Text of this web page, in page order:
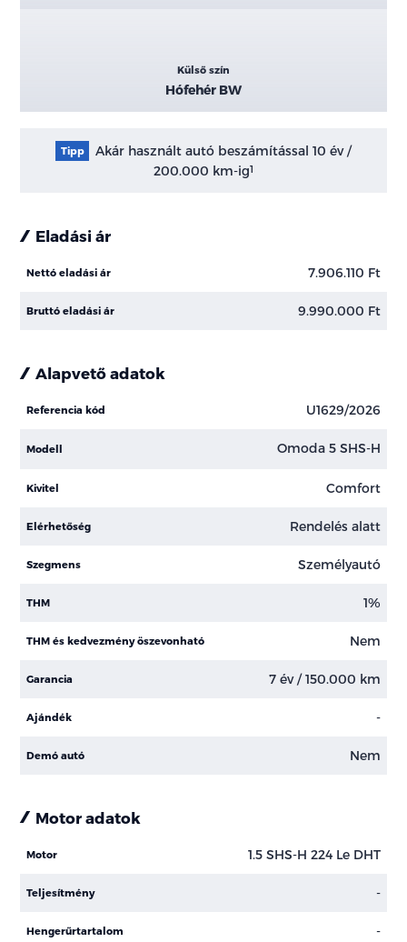
Külső szín
Hófehér BW
Tipp
Akár használt autó beszámítással 10 év /
200.000 km-ig1
Eladási ár
Nettó eladási ár 7.906.110 Ft
Bruttó eladási ár 9.990.000 Ft
Alapvető adatok
Referencia kód U1629/2026
Modell Omoda 5 SHS-H
Kivitel Comfort
Elérhetőség Rendelés alatt
Szegmens Személyautó
THM 1%
THM és kedvezmény öszevonható Nem
Garancia 7 év / 150.000 km
Ajándék -
Demó autó Nem
Motor adatok
Motor 1.5 SHS-H 224 Le DHT
Teljesítmény -
Hengerűrtartalom -